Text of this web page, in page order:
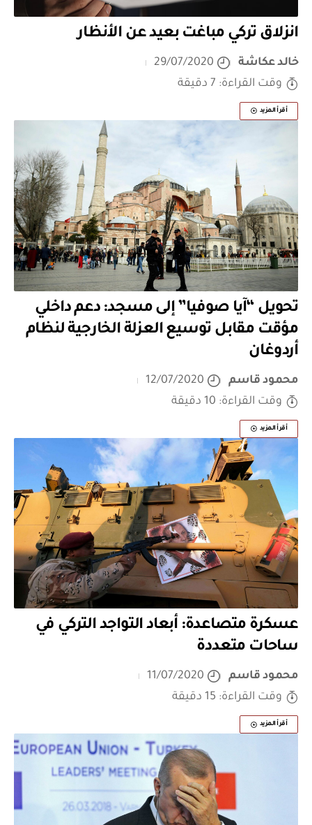
انزلاق تركي مباغت بعيد عن الأنظار
خالد عكاشة
29/07/2020
وقت القراءة: 7 دقيقة
أقرأ المزيد
تحويل “آيا صوفيا” إلى مسجد: دعم داخلي
مؤقت مقابل توسيع العزلة الخارجية لنظام
أردوغان
محمود قاسم
12/07/2020
وقت القراءة: 10 دقيقة
أقرأ المزيد
عسكرة متصاعدة: أبعاد التواجد التركي في
ساحات متعددة
محمود قاسم
11/07/2020
وقت القراءة: 15 دقيقة
أقرأ المزيد